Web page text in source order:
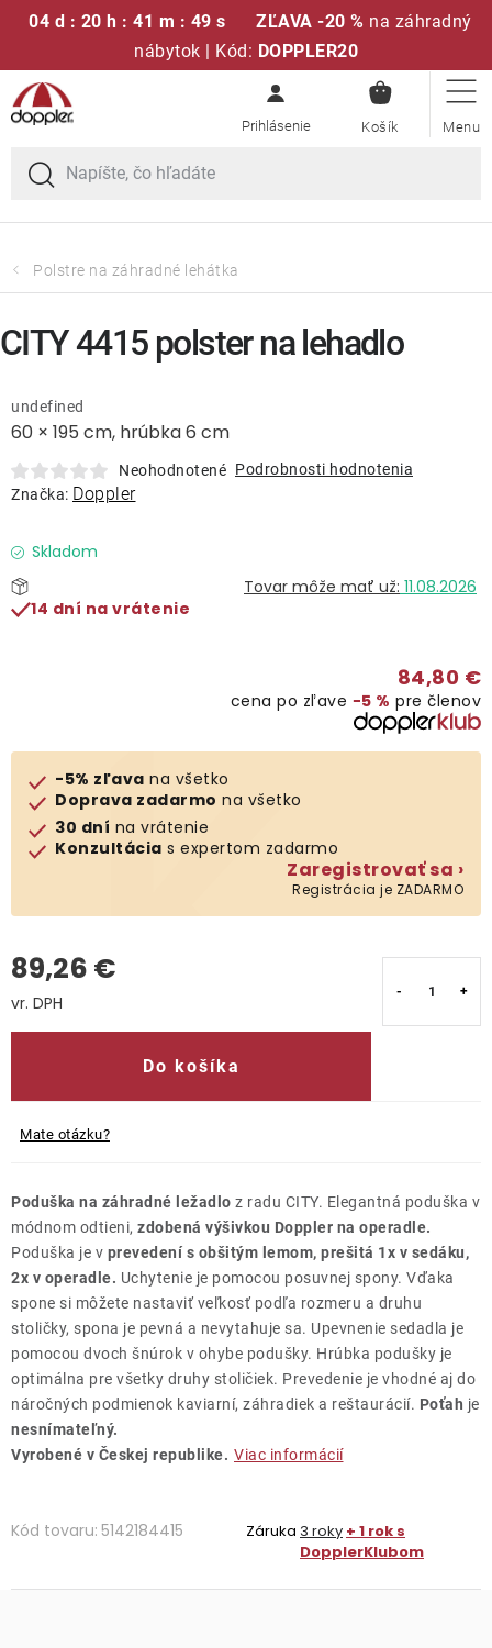
04 d : 20 h : 41 m : 49 s ZĽAVA -20 % na záhradný
nábytok | Kód: DOPPLER20
Prejsť
na
obsah
KOŠÍK
Sedacie súpravy
Slnečníky
Polstre a sedáky
Lavice a hojdačky
Lehátka
Predávané značky
O nás
Polstre na záhradné lehátka
60 × 195 cm, hrúbka 6 cm
undefined
Neohodnotené Podrobnosti hodnotenia
Značka: Doppler
Skladom
11.08.2026
14 dní na vrátenie
84,80 €
cena po zľave −5 % pre členov
-5% zľava na všetko
Doprava zadarmo na všetko
30 dní na vrátenie
Konzultácia s expertom zadarmo
Zaregistrovať sa ›
Registrácia je ZADARMO
89,26 €
Do košíka
Mate otázku?
Poduška na záhradné ležadlo z radu CITY. Elegantná poduška v
módnom odtieni, zdobená výšivkou Doppler na operadle.
Poduška je v prevedení s obšitým lemom, prešitá 1x v sedáku,
2x v operadle. Uchytenie je pomocou posuvnej spony. Vďaka
spone si môžete nastaviť veľkosť podľa rozmeru a druhu
stoličky, spona je pevná a nevytahuje sa. Upevnenie sedadla je
pomocou dvoch šnúrok v ohybe podušky. Hrúbka podušky je
optimálna pre všetky druhy stoličiek. Prevedenie je vhodné aj do
náročných podmienok kaviarní, záhradiek a reštaurácií. Poťah je
nesnímateľný.
Vyrobené v Českej republike. Viac informácií
Kód tovaru: 5142184415 Záruka 3 roky + 1 rok s
DopplerKlubom
CITY 4415 polster na lehadlo